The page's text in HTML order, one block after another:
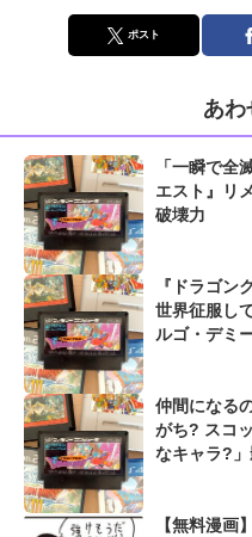
ポスト
あわ
「一瞬で全
エスト』リ
破壊力
『ドラゴン
世界征服し
ルゴ・デミ
仲間になる
がち? スコ
なキャラ?
【無料漫画